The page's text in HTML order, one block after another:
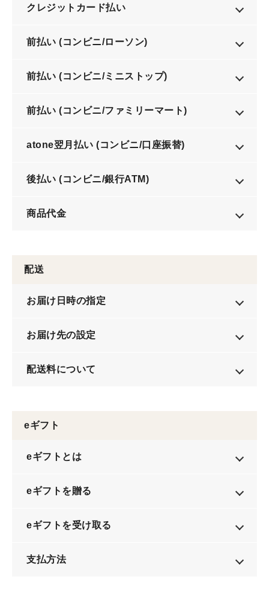
クレジットカード払い
前払い (コンビニ/ローソン)
前払い (コンビニ/ミニストップ)
前払い (コンビニ/ファミリーマート)
atone翌月払い (コンビニ/口座振替)
後払い (コンビニ/銀行ATM)
商品代金
配送
お届け日時の指定
お届け先の設定
配送料について
eギフト
eギフトとは
eギフトを贈る
eギフトを受け取る
支払方法